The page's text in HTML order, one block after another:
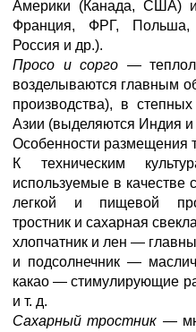
Америки (Канада, США)
Франция, ФРГ, Польша,
Россия и др.).
Просо и сорго —
возделываются главным
производства), в
Азии (выделяются Индия
Особенности размещения
К техническим
используемые в качестве
легкой и пищевой
тростник и сахарная
хлопчатник и лен —
и подсолнечник —
какао — стимулирующие
и т. д.
Сахарный тростник —